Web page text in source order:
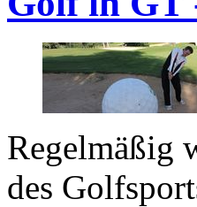
Regelmäßig
des